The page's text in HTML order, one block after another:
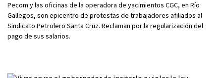
Pecom y las oficinas de la operadora de yacimientos CGC, en Río
Gallegos, son epicentro de protestas de trabajadores afiliados al
Sindicato Petrolero Santa Cruz. Reclaman por la regularización del
pago de sus salarios.